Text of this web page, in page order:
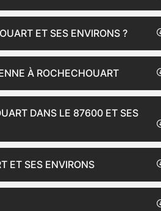
ET SES ENVIRONS ?
À ROCHECHOUART
DANS LE 87600 ET SES
ET SES ENVIRONS